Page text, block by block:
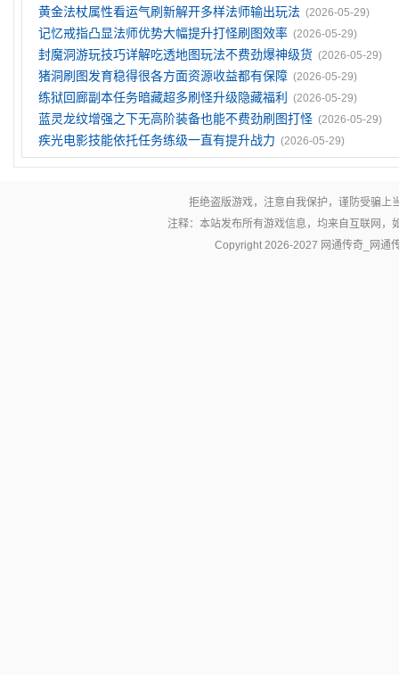
黄金法杖属性看运气刷新解开多样法师输出玩法 (2026-05-29)
记忆戒指凸显法师优势大幅提升打怪刷图效率 (2026-05-29)
封魔洞游玩技巧详解吃透地图玩法不费劲爆神级货 (2026-05-29)
猪洞刷图发育稳得很各方面资源收益都有保障 (2026-05-29)
练狱回廊副本任务暗藏超多刷怪升级隐藏福利 (2026-05-29)
蓝灵龙纹‌增强之下无高阶装备也能不费劲刷图打怪 (2026-05-29)
疾光电影技能依托任务练级一直有提升战力 (2026-05-29)
拒绝盗版游戏，注意自我保护，谨防受骗上
注释：本站发布所有游戏信息，均来自互联网
Copyright 2026-2027 网通传奇_网通